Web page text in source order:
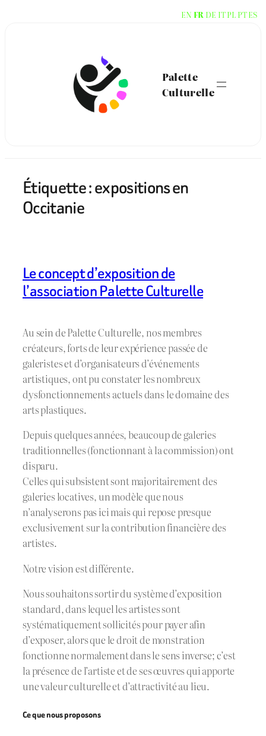
Palette
Culturelle
Étiquette :expositions en
Occitanie
Le concept d’exposition de
l’association Palette Culturelle
Au sein de Palette Culturelle, nos membres
créateurs, forts de leur expérience passée de
galeristes et d’organisateurs d’événements
artistiques, ont pu constater les nombreux
dysfonctionnements actuels dans le domaine des
arts plastiques.
Depuis quelques années, beaucoup de galeries
traditionnelles (fonctionnant à la commission) ont
disparu.
Celles qui subsistent sont majoritairement des
galeries locatives, un modèle que nous
n’analyserons pas ici mais qui repose presque
exclusivement sur la contribution financière des
artistes.
Notre vision est différente.
Nous souhaitons sortir du système d’exposition
standard, dans lequel les artistes sont
systématiquement sollicités pour payer afin
d’exposer, alors que le droit de monstration
fonctionne normalement dans le sens inverse; c’est
la présence de l’artiste et de ses œuvres qui apporte
une valeur culturelle et d’attractivité au lieu.
Ce que nous proposons
EN FR DE ITPL PTES